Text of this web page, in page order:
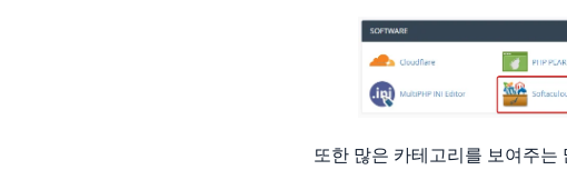
또한 많은 카테고리를 보여주